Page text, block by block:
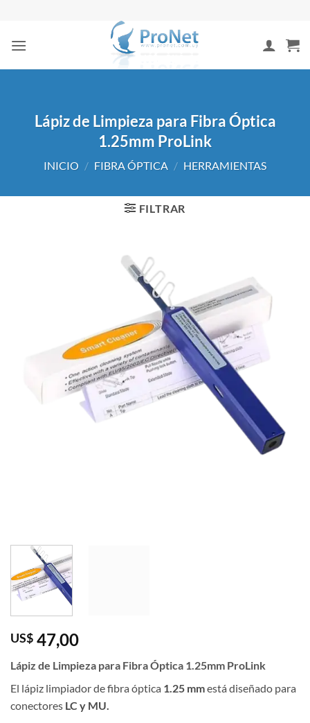
contenido
Lápiz de Limpieza para Fibra Óptica
1.25mm ProLink
INICIO / FIBRA ÓPTICA / HERRAMIENTAS
FILTRAR
US$ 47,00
Lápiz de Limpieza para Fibra Óptica 1.25mm ProLink
El lápiz limpiador de fibra óptica 1.25 mmestá diseñado para
conectores LC y MU.